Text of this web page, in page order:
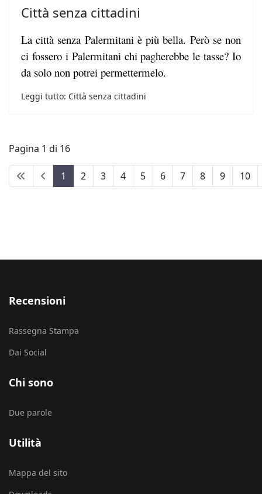
Città senza cittadini
La città senza Palermitani è più bella. Però se non
ci fossero i Palermitani chi pagherebbe le tasse? Io
da solo non potrei permettermelo.
Leggi tutto: Città senza cittadini
Pagina 1 di 16
1 2 3 4 5 6 7 8 9 10
Recensioni
Rassegna Stampa
Dai Social
Chi sono
Due parole
Utilità
Mappa del sito